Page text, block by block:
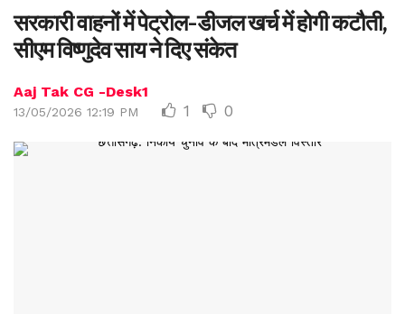
सरकारी वाहनों में पेट्रोल-डीजल खर्च में होगी कटौती,
सीएम विष्णुदेव साय ने दिए संकेत
Aaj Tak CG -Desk1
13/05/2026 12:19 PM 1 0